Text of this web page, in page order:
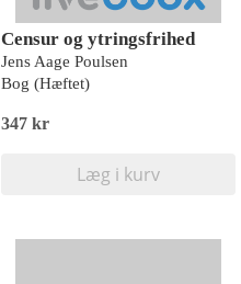
Censur og ytringsfrihed
Jens Aage Poulsen
Bog (Hæftet)
347 kr
Læg i kurv